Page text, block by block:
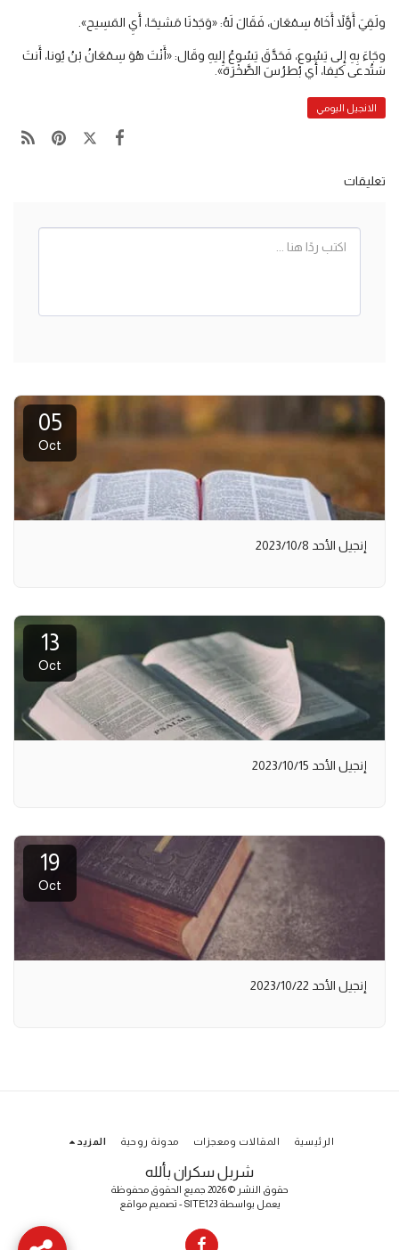
ولَقِيَ أَوَّلاً أَخَاهُ سِمْعَان، فَقَالَ لَهُ: «وَجَدْنَا مَشيحَا، أَيِ المَسِيح».
وجَاءَ بِهِ إِلى يَسُوع، فَحَدَّقَ يَسُوعُ إِليهِ وقَال: «أَنْتَ هُوَ سِمْعَانُ بْنُ يُونا، أَنتَ
سَتُدعى كيفا، أَي بُطرُسَ الصَّخْرَة».
الانجيل اليومي
تعليقات
05
Oct
إنجيل الأحد 2023/10/8
13
Oct
إنجيل الأحد 2023/10/15
19
Oct
إنجيل الأحد 2023/10/22
شربل سكران بألله
حقوق النشر © 2026 جميع الحقوق محفوظة
يعمل بواسطةSITE123
- تصميم مواقع
الرئيسية المقالات ومعجزات مدونة روحية المزيد